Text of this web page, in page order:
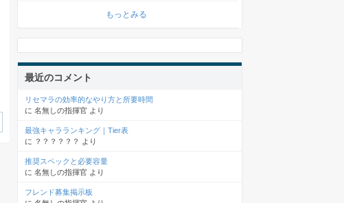
もっとみる
最近のコメント
リセマラの効率的なやり方と所要時間
に 名無しの指揮官 より
最強キャラランキング｜Tier表
に ？？？？？？ より
推奨スペックと必要容量
に 名無しの指揮官 より
フレンド募集掲示板